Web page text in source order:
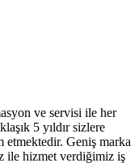
ve servisi ile her
5 yıldır sizlere
etmektedir. Geniş marka
ile hizmet verdiğimiz iş